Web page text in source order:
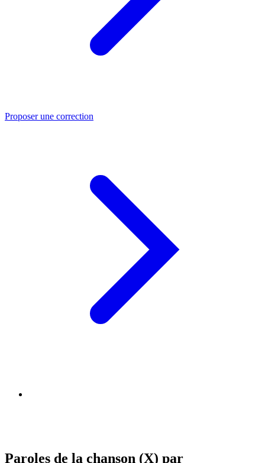
Proposer une correction
Paroles de la chanson (X) par